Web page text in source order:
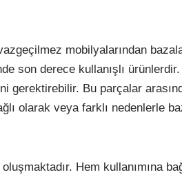
mobilyalarından
son derece kullanışlı
gerektirebilir. Bu parçalar
olarak veya farklı nedenlerle
Hem kullanımına